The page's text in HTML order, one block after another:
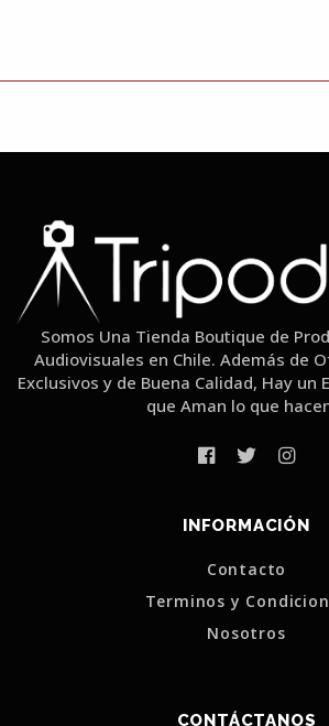
Somos Una Tienda Boutique de
Audiovisuales en Chile. Además de
Exclusivos y de Buena Calidad, Hay un
que Aman lo que
INFORMACIÓN
Contacto
Terminos y
Nosotros
CONTÁCTANOS